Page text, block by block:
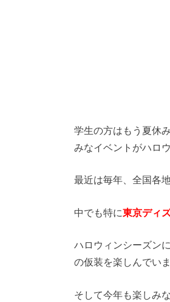
学生の方はもう夏休
みなイベントがハロ
最近は毎年、全国各
中でも特に東京ディ
ハロウィンシーズン
の仮装を楽しんでい
そして今年も楽しみな